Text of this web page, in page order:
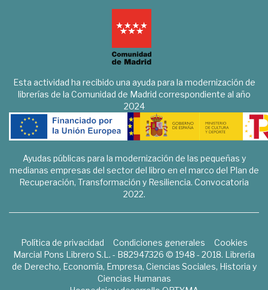
Esta actividad ha recibido una ayuda para la modernización de
librerías de la Comunidad de Madrid correspondiente al año
2024
Ayudas públicas para la modernización de las pequeñas y
medianas empresas del sector del libro en el marco del Plan de
Recuperación, Transformación y Resiliencia. Convocatoria
2022.
Política de privacidad Condiciones generales
Cookies
Marcial Pons Librero S.L. - B82947326 © 1948 - 2018. Librería
de Derecho, Economía, Empresa, Ciencias Sociales, Historia y
Ciencias Humanas